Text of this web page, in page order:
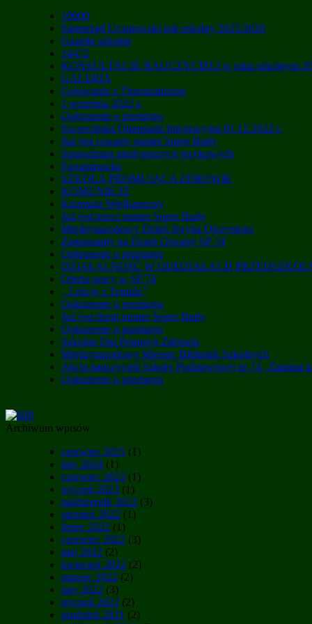
19600
Samorząd Uczniowski rok szkolny 2025/2026
Gazetki szkolne
14472
KONSULTACJE NAUCZYCIELI w roku szkolnym
GALERIA
Gotowanie z Thermomixem
1 września 2022 r.
Ogłoszenie o przetargu
Szczecińska Olimpiada Integracyjna 01.12.2022 r.
Już jest czwarty numer Super Budy
Sprawdzian predyspozycji językowych
Egzaminocka
SZKOŁA PROMUJĄCA ZDROWIE
KOMUNIKAT
Kiermasz Wielkanocny
Już jest trzeci numer Super Budy
Międzynarodowy Dzień Języka Ojczystego
Zapraszamy na Dzień Otwarty SP 74
Ogłoszenie o przetargu
DZIAŁALNOŚĆ W ODDZIAŁACH
Oferta pracy w SP 74
„ Lekcje z Temidą”
Ogłoszenie o przetargu
Już jest drugi numer Super Budy
Ogłoszenie o przetargu
Szkolne Dni Promocji Zdrowia
Międzynarodowy Miesiąc Bibliotek Szkolnych
Akcja nauczycieli Szkoły Podstawowej nr 74 „Zamiast
Ogłoszenie o przetargu
Archiwum wpisów
czerwiec 2025 (1)
luty 2024 (1)
czerwiec 2023 (1)
styczeń 2023 (1)
październik 2022 (3)
sierpień 2022 (1)
lipiec 2022 (1)
czerwiec 2022 (3)
maj 2022 (2)
kwiecień 2022 (2)
marzec 2022 (2)
luty 2022 (3)
styczeń 2022 (2)
grudzień 2021 (2)